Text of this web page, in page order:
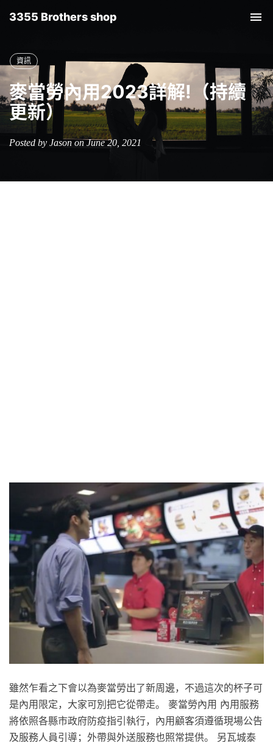
3355 Brothers shop
資訊
麥當勞內用2023詳解!（持續
更新）
Posted by Jason on June 20, 2021
雖然乍看之下會以為麥當勞出了新周邊，不過這次的杯子可
是內用限定，大家可別把它從帶走。 麥當勞內用 內用服務
將依照各縣市政府防疫指引執行，內用顧客須遵循現場公告
及服務人員引導；外帶與外送服務也照常提供。 另瓦城泰